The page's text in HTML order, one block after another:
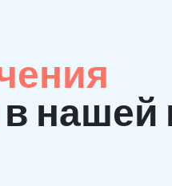
в нашей